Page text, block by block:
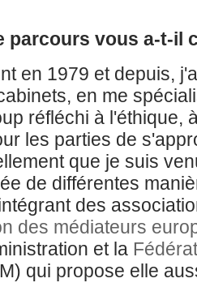
parcours vous a-t-il
en 1979 et depuis,
en me
réfléchi à l'éthique,
les parties de
que je suis
de différentes
des
des médiateurs
et la
qui propose elle